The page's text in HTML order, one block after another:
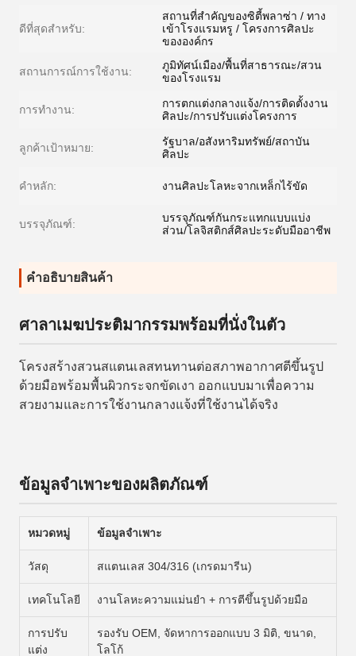
ดีที่สุดสำหรับ:
สถานที่สำคัญของซิตี้พลาซ่า / ทาง
เข้าโรงแรมหรู / โครงการศิลปะ
ขององค์กร
สถานการณ์การใช้งาน:
ภูมิทัศน์เมือง/พื้นที่สาธารณะ/สวน
ของโรงแรม
การทำงาน:
การตกแต่งกลางแจ้ง/การติดตั้งงาน
ศิลปะ/การปรับแต่งโครงการ
ลูกค้าเป้าหมาย:
รัฐบาล/อสังหาริมทรัพย์/สถาบัน
ศิลปะ
คำหลัก: งานศิลปะโลหะจากเหล็กไร้ขัด
บรรจุภัณฑ์:
บรรจุภัณฑ์กันกระแทกแบบแบ่ง
ส่วน/โลจิสติกส์ศิลปะระดับมืออาชีพ
คําอธิบายสินค้า
ศาลาเมฆประติมากรรมพร้อมที่นั่งในตัว
โครงสร้างสวนสแตนเลสทนทานต่อสภาพอากาศตีขึ้นรูป
ด้วยมือพร้อมพื้นผิวกระจกขัดเงา ออกแบบมาเพื่อความ
สวยงามและการใช้งานกลางแจ้งที่ใช้งานได้จริง
ข้อมูลจำเพาะของผลิตภัณฑ์
หมวดหมู่ ข้อมูลจำเพาะ
วัสดุ สแตนเลส 304/316 (เกรดมารีน)
เทคโนโลยี งานโลหะความแม่นยำ + การตีขึ้นรูปด้วยมือ
การปรับ
แต่ง
รองรับ OEM, จัดหาการออกแบบ 3 มิติ, ขนาด,
โลโก้